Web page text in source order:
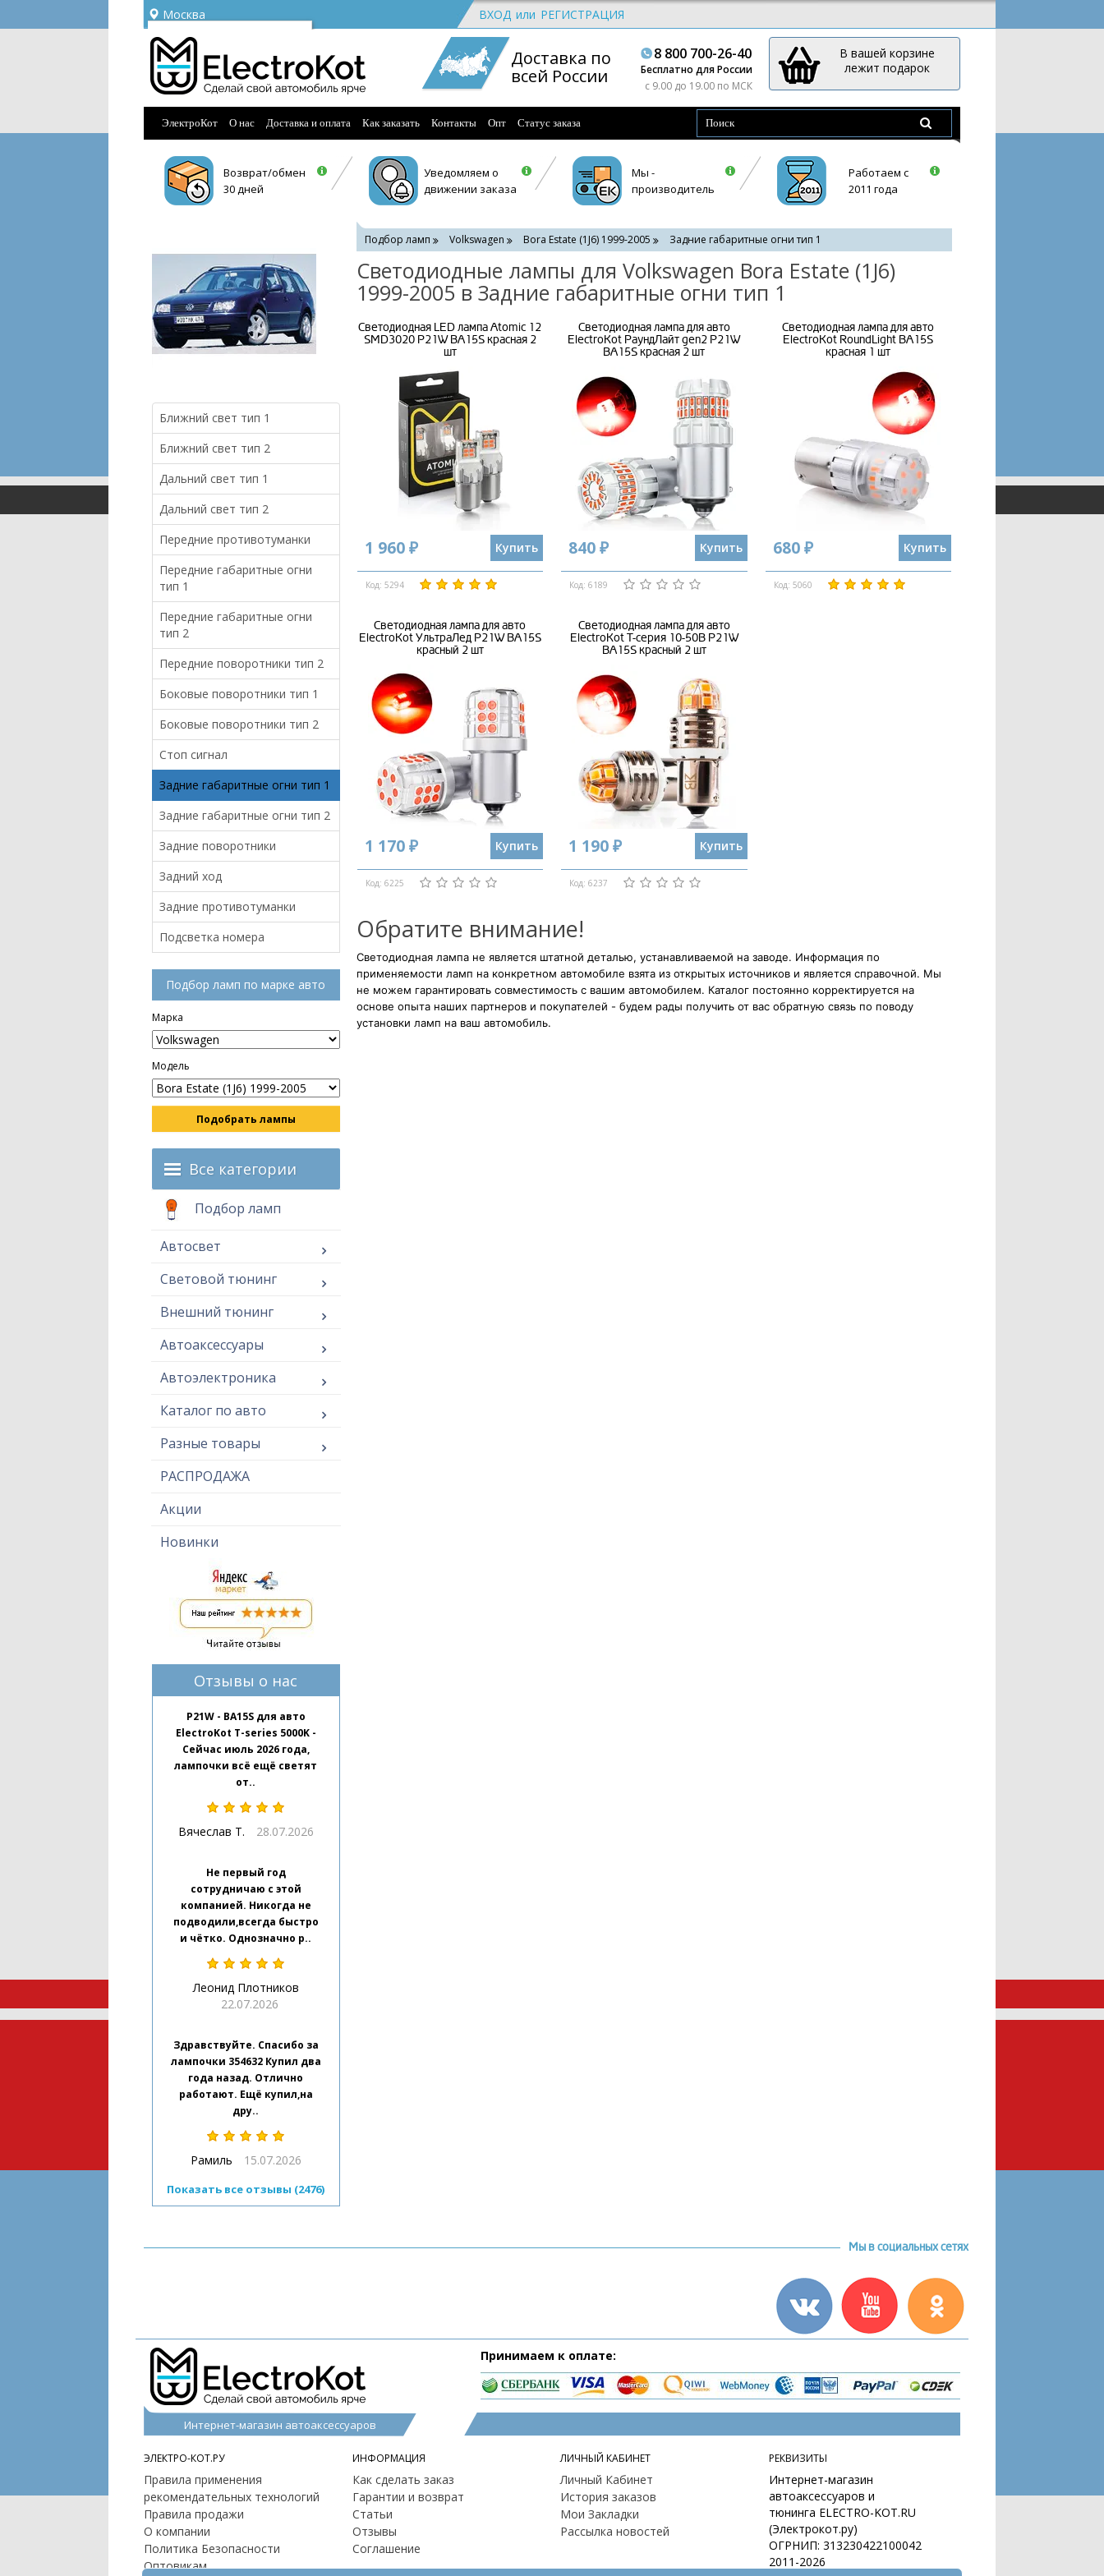
Москва
Ваш город —
Угадали?
ВХОД или РЕГИСТРАЦИЯ
Доставка по
всей России
8 800 700-26-40
Бесплатно для России
c 9.00 до 19.00 по МСК
В вашей корзине
лежит подарок
ЭлектроКот О нас Доставка и оплата Как заказать Контакты Опт Статус заказа
Возврат/обмен
30 дней
Уведомляем о
движении заказа
Мы -
производитель
Работаем с
2011 года
Ближний свет тип 1
Ближний свет тип 2
Дальний свет тип 1
Дальний свет тип 2
Передние противотуманки
Передние габаритные огни
тип 1
Передние габаритные огни
тип 2
Передние поворотники тип 2
Боковые поворотники тип 1
Боковые поворотники тип 2
Стоп сигнал
Задние габаритные огни тип 1
Задние габаритные огни тип 2
Задние поворотники
Задний ход
Задние противотуманки
Подсветка номера
Подбор ламп по марке авто
Марка
Модель
Подобрать лампы
Все категории
Подбор ламп
Автосвет
Световой тюнинг
Внешний тюнинг
Автоаксессуары
Автоэлектроника
Каталог по авто
Разные товары
РАСПРОДАЖА
Акции
Новинки
Отзывы о нас
P21W - BA15S для авто
ElectroKot T-series 5000K -
Сейчас июль 2026 года,
лампочки всё ещё светят
от..
Вячеслав Т. 28.07.2026
Не первый год
сотрудничаю с этой
компанией. Никогда не
подводили,всегда быстро
и чётко. Однозначно р..
Леонид Плотников
22.07.2026
Здравствуйте. Спасибо за
лампочки 354632 Купил два
года назад. Отлично
работают. Ещё купил,на
дру..
Рамиль 15.07.2026
Показать все отзывы (2476)
Подбор ламп Volkswagen Bora Estate (1J6) 1999-2005 Задние габаритные огни тип 1
Светодиодные лампы для Volkswagen Bora Estate (1J6)
1999-2005 в Задние габаритные огни тип 1
Светодиодная LED лампа Atomic 12
SMD3020 P21W BA15S красная 2
шт
1 960 ₽ Купить
Код: 5294
Светодиодная лампа для авто
ElectroKot РаундЛайт gen2 P21W
BA15S красная 2 шт
840 ₽ Купить
Код: 6189
Светодиодная лампа для авто
ElectroKot RoundLight BA15S
красная 1 шт
680 ₽ Купить
Код: 5060
Светодиодная лампа для авто
ElectroKot УльтраЛед P21W BA15S
красный 2 шт
1 170 ₽ Купить
Код: 6225
Светодиодная лампа для авто
ElectroKot Т-серия 10-50В P21W
BA15S красный 2 шт
1 190 ₽ Купить
Код: 6237
Обратите внимание!
Светодиодная лампа не является штатной деталью, устанавливаемой на заводе. Информация по
применяемости ламп на конкретном автомобиле взята из открытых источников и является справочной. Мы
не можем гарантировать совместимость с вашим автомобилем. Каталог постоянно корректируется на
основе опыта наших партнеров и покупателей - будем рады получить от вас обратную связь по поводу
установки ламп на ваш автомобиль.
Мы в социальных сетях
Интернет-магазин автоаксессуаров
Принимаем к оплате:
ЭЛЕКТРО-КОТ.РУ
Правила применения
рекомендательных технологий
Правила продажи
О компании
Политика Безопасности
Оптовикам
ИНФОРМАЦИЯ
Как сделать заказ
Гарантии и возврат
Статьи
Отзывы
Соглашение
ЛИЧНЫЙ КАБИНЕТ
Личный Кабинет
История заказов
Мои Закладки
Рассылка новостей
РЕКВИЗИТЫ
Интернет-магазин
автоаксессуаров и
тюнинга ELECTRO-KOT.RU
(Электрокот.ру)
ОГРНИП: 313230422100042
2011-2026